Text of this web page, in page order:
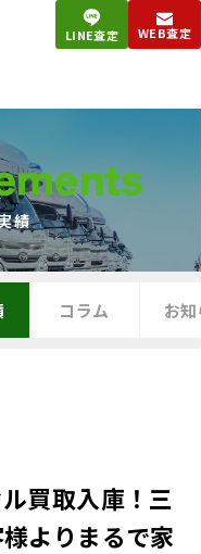
LINE査定 WEB査定
績
コラム お知
買取入庫！三
よりまるで家